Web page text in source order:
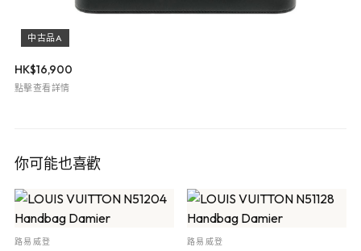
中古品A
HK$16,900
點擊查看詳情
你可能也喜歡
路易威登 路易威登